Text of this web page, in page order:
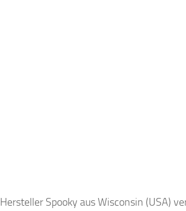
Hersteller Spooky aus Wisconsin (USA)